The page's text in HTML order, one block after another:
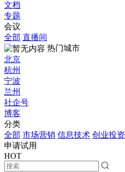
文档
专题
会议
全部 直播间
热门城市
北京
杭州
宁波
兰州
社企号
博客
分类
全部 市场营销 信息技术 创业投资
申请试用
HOT